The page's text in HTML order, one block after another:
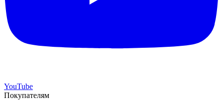
YouTube
Покупателям